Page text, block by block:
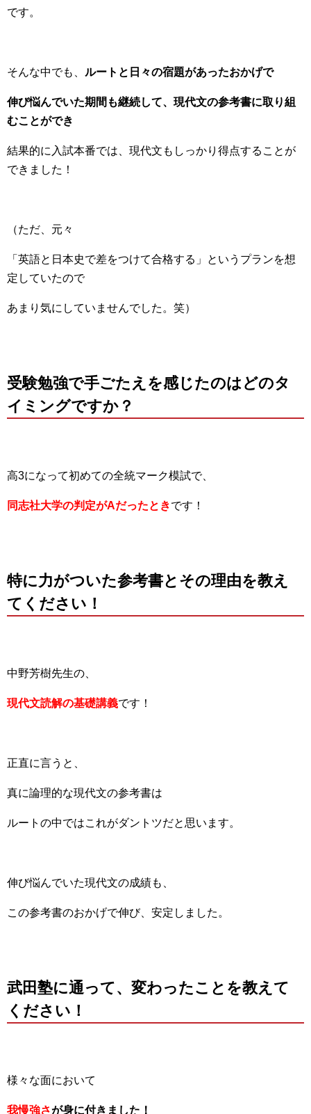
です。
そんな中でも、 ルートと日々の宿題があったおかげで
伸び悩んでいた期間も継続して、現代文の参考書に取り組
むことができ
結果的に入試本番では、現代文もしっかり得点することが
できました！
（ただ、元々
「英語と日本史で差をつけて合格する」というプランを想
定していたので
あまり気にしていませんでした。笑）
受験勉強で手ごたえを感じたのはどのタ
イミングですか？
高3になって初めての全統マーク模試で、
同志社大学の判定がAだったときです！
特に力がついた参考書とその理由を教え
てください！
中野芳樹先生の、
現代文読解の基礎講義です！
正直に言うと、
真に論理的な現代文の参考書は
ルートの中ではこれがダントツだと思います。
伸び悩んでいた現代文の成績も、
この参考書のおかげで伸び、安定しました。
武田塾に通って、変わったことを教えて
ください！
様々な面において
我慢強さが身に付きました！